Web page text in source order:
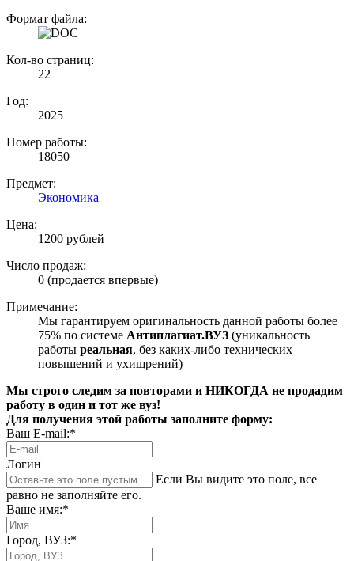
Формат файла:
Кол-во страниц:
22
Год:
2025
Номер работы:
18050
Предмет:
Экономика
Цена:
1200 рублей
Число продаж:
0 (продается впервые)
Примечание:
Мы гарантируем оригинальность данной работы более
75% по системе Антиплагиат.ВУЗ (уникальность
работы реальная, без каких-либо технических
повышений и ухищрений)
Мы строго следим за повторами и НИКОГДА не продадим
работу в один и тот же вуз!
Для получения этой работы заполните форму:
Ваш E-mail:*
Логин
Если Вы видите это поле, все
равно не заполняйте его.
Ваше имя:*
Город, ВУЗ:*